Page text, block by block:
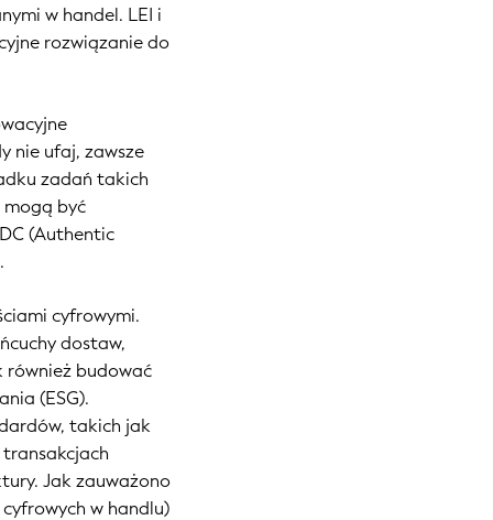
w handel. LEI i
rozwiązanie do
nie ufaj, zawsze
zadań takich
mogą być
(Authentic
cyfrowymi.
dostaw,
również budować
(ESG).
takich jak
Jak zauważono
w handlu)